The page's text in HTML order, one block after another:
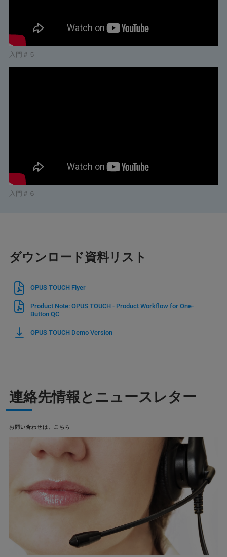
入門＃５
入門＃６
ダウンロード資料リスト
OPUS TOUCH Flyer
Product Note: OPUS TOUCH - Product Workflow for One-
Button QC
OPUS TOUCH Demo Version
連絡先情報とニュースレター
お問い合わせは、こちら